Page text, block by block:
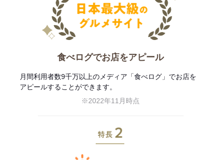
食べログでお店をアピール
月間利用者数9千万以上のメディア「食べログ」でお店を
アピールすることができます。
※2022年11月時点